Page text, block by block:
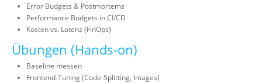
Error Budgets & Postmortems
Performance Budgets in CI/CD
Kosten vs. Latenz (FinOps)
Übungen (Hands-on)
Baseline messen
Frontend-Tuning (Code-Splitting, Images)